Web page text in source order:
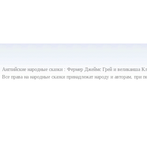
Английские народные сказки : Фермер Джеймс Грей и великанша
Все права на народные сказки принадлежат народу и авторам, при